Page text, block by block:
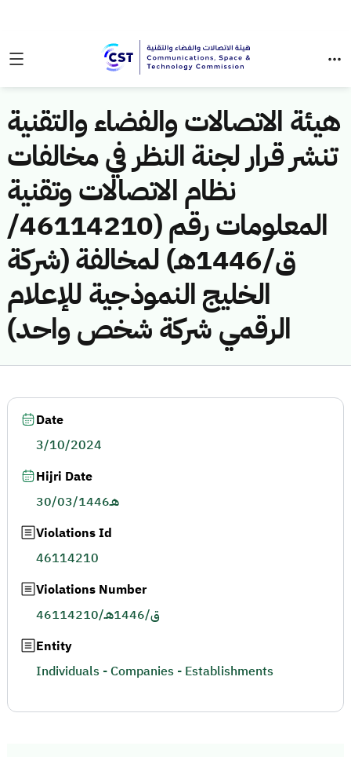
هيئة الاتصالات والفضاء والتقنية
تنشر قرار لجنة النظر في مخالفات
نظام الاتصالات وتقنية
المعلومات رقم (46114210/
ق/1446هـ) لمخالفة (شركة
الخليج النموذجية للإعلام
الرقمي شركة شخص واحد)
Date
3/10/2024
Hijri Date
30/03/1446هـ
Violations Id
46114210
Violations Number
46114210/ق/1446هـ
Entity
Individuals - Companies - Establishments